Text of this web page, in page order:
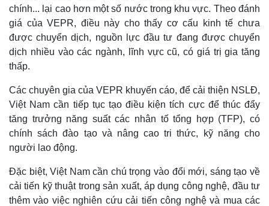
chính... lại cao hơn một số nước trong khu vực. Theo đánh
giá của VEPR, điều này cho thấy cơ cấu kinh tế chưa
được chuyển dịch, nguồn lực đầu tư đang được chuyển
dịch nhiều vào các ngành, lĩnh vực cũ, có giá trị gia tăng
thấp.
Các chuyên gia của VEPR khuyến cáo, để cải thiện NSLĐ,
Việt Nam cần tiếp tục tạo điều kiện tích cực để thúc đẩy
tăng trưởng năng suất các nhân tố tổng hợp (TFP), có
chính sách đào tạo và nâng cao tri thức, kỹ năng cho
người lao động.
Đặc biệt, Việt Nam cần chú trọng vào đổi mới, sáng tạo về
cải tiến kỹ thuật trong sản xuất, áp dụng công nghệ, đầu tư
thêm vào việc nghiên cứu cải tiến công nghệ và mua các